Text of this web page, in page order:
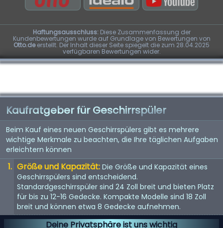
Deine Privatsphäre ist uns wichtig
Haftungsausschluss:Diese Zusammenfassung der
Kundenbewertungen wurde auf Grundlage von Bewertungen von
Otto.deerstellt. Der Inhalt dieser Seite spiegelt die zum 28.04.2025
verfügbaren Bewertungen wider.
Kaufratgeber für Geschirrspüler
Beim Kauf eines neuen Geschirrspülers gibt es mehrere
wichtige Merkmale zu beachten, die Ihre täglichen Aufgaben
erleichtern können
Größe und Kapazität: Die Größe und Kapazität eines
Geschirrspülers sind entscheidend.
Standardgeschirrspüler sind 24 Zoll breit und bieten Platz
für bis zu 12-16 Gedecke. Kompakte Modelle sind 18 Zoll
breit und können etwa 8 Gedecke aufnehmen.
Energieeffizienz: Achten Sie auf Geschirrspüler mit einer